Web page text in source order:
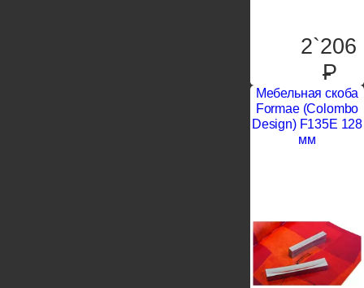
2`206
P
Мебельная скоба
Formae (Colombo
Design) F135E 128
мм